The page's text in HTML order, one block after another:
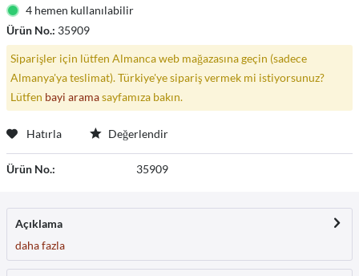
4 hemen kullanılabilir
Ürün No.: 35909
Siparişler için lütfen Almanca web mağazasına geçin (sadece
Almanya'ya teslimat). Türkiye'ye sipariş vermek mi istiyorsunuz?
Lütfen bayi aramasayfamıza bakın.
Hatırla Değerlendir
Ürün No.: 35909
Açıklama
daha fazla